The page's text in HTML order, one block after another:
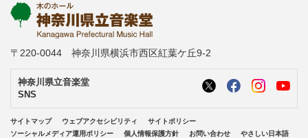
〒220-0044 神奈川県横浜市西区紅葉ケ丘9-2
神奈川県立音楽堂
SNS
サイトマップ ウェブアクセシビリティ
サイトポリシー
ソーシャルメディア運用ポリシー
個人情報保護方針 お問い合わせ やさしい日本語